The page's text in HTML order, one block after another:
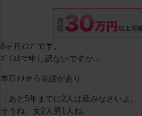
8ヶ月ﾇﾝﾌﾟです。
ﾌﾟﾁｽｶで申し訳ないですが…
本日ﾄﾒから電話があり
「あと5年までに2人は産みなさいよ。
そうね、女2人男1人ね。